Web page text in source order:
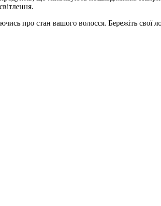
про стан вашого волосся. Бережіть свої